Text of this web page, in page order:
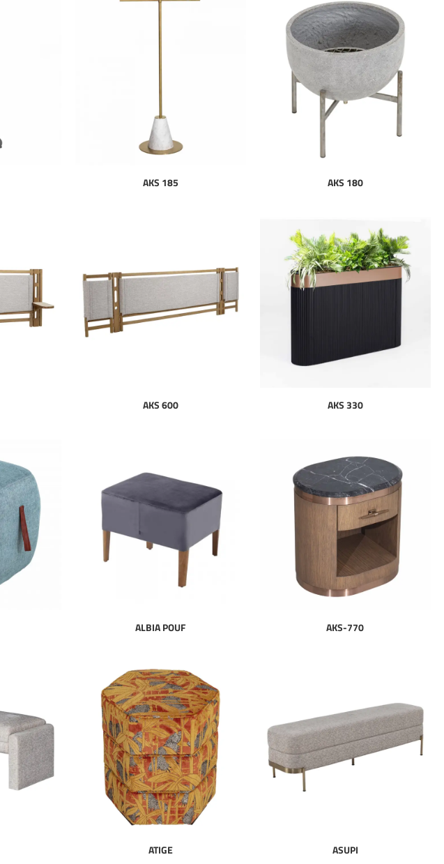
AKS 180
AKS 185
AKS 330
AKS 600
AKS-770
ALBIA POUF
ASUPI
ATIGE